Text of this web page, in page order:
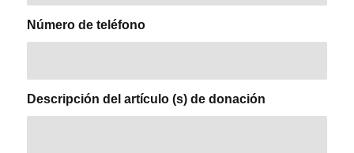
Número de teléfono
Descripción del artículo (s) de donación